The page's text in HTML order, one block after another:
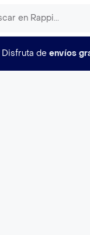
Disfruta de envíos